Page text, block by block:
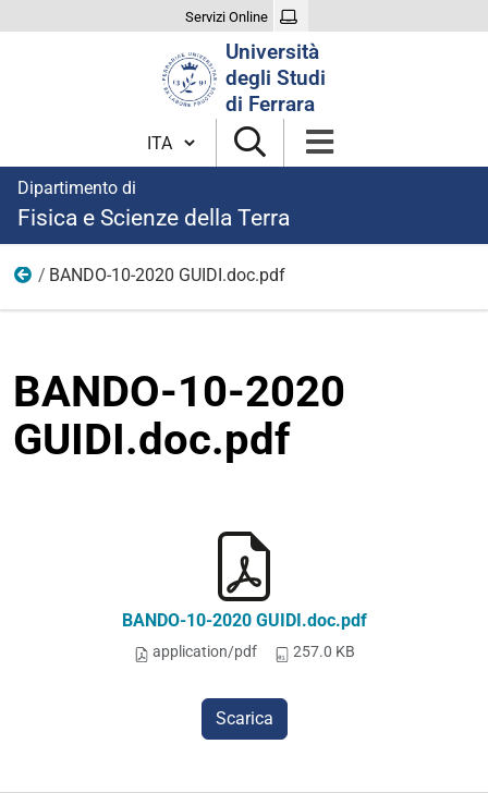
Servizi Online
Università
degli Studi
di Ferrara
Cambia lingua
Dipartimento di
Fisica e Scienze della Terra
modulistica borse 2020
BANDO-10-2020 GUIDI.doc.pdf
BANDO-10-2020
GUIDI.doc.pdf
BANDO-10-2020 GUIDI.doc.pdf
application/pdf 257.0 KB
Scarica